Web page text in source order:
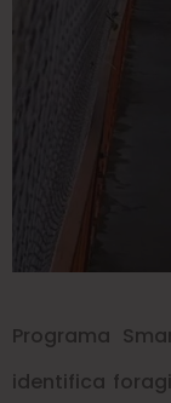
Programa
identifica